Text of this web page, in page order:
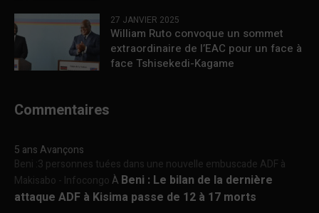
27 JANVIER 2025
William Ruto convoque un sommet
extraordinaire de l’EAC pour un face à
face Tshisekedi-Kagame
Commentaires
5 ans Avançons
Beni :3 personnes tuées dans une nouvelle embuscade ADF à
Makisabo - InfocongoÀ Beni : Le bilan de la dernière
attaque ADF à Kisima passe de 12 à 17 morts